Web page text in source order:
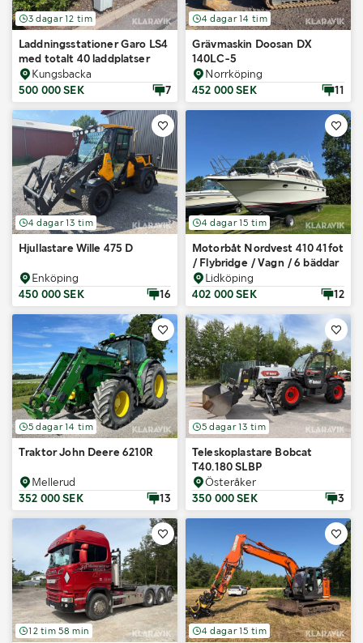
3 dagar 12 tim
Laddningsstationer Garo LS4
med totalt 40 laddplatser
Kungsbacka
500 000 SEK
7
4 dagar 14 tim
Grävmaskin Doosan DX
140LC-5
Norrköping
452 000 SEK
11
4 dagar 13 tim
Hjullastare Wille 475 D
Enköping
450 000 SEK
16
4 dagar 15 tim
Motorbåt Nordvest 410 41fot
/ Flybridge / Vagn / 6 bäddar
Lidköping
402 000 SEK
12
5 dagar 14 tim
Traktor John Deere 6210R
Mellerud
352 000 SEK
13
5 dagar 13 tim
Teleskoplastare Bobcat
T40.180 SLBP
Österåker
350 000 SEK
3
12 tim 58 min 4 dagar 15 tim